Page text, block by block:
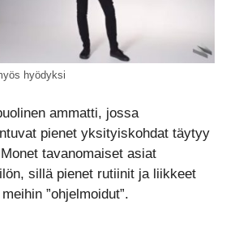
hyödyksi
ammatti, jossa
pienet yksityiskohdat täytyy
tavanomaiset asiat
sillä pienet rutiinit ja liikkeet
”ohjelmoidut”.